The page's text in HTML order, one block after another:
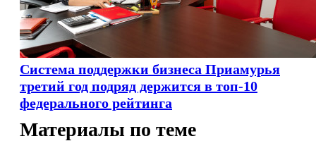
Система поддержки бизнеса Приамурья
третий год подряд держится в топ-10
федерального рейтинга
Материалы по теме